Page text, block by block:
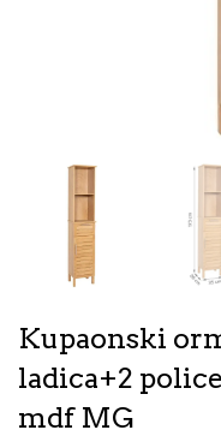
Kupaonski
ladica+2
mdf MG